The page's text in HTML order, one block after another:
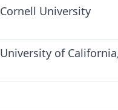
Cornell University
University of